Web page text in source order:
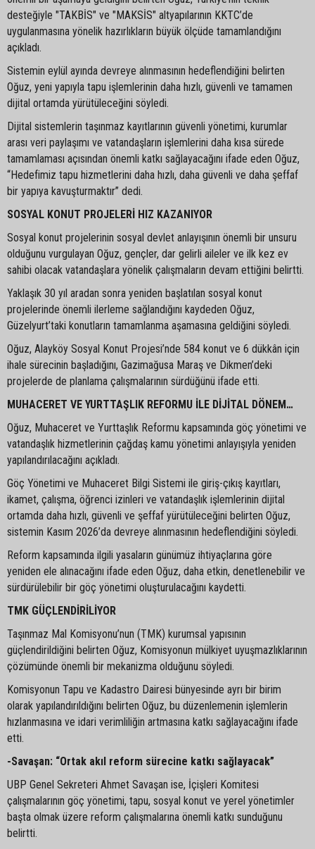
desteğiyle "TAKBİS" ve "MAKSİS" altyapılarının KKTC’de
uygulanmasına yönelik hazırlıkların büyük ölçüde tamamlandığını
açıkladı.
Sistemin eylül ayında devreye alınmasının hedeflendiğini belirten
Oğuz, yeni yapıyla tapu işlemlerinin daha hızlı, güvenli ve tamamen
dijital ortamda yürütüleceğini söyledi.
Dijital sistemlerin taşınmaz kayıtlarının güvenli yönetimi, kurumlar
arası veri paylaşımı ve vatandaşların işlemlerini daha kısa sürede
tamamlaması açısından önemli katkı sağlayacağını ifade eden Oğuz,
“Hedefimiz tapu hizmetlerini daha hızlı, daha güvenli ve daha şeffaf
bir yapıya kavuşturmaktır” dedi.
SOSYAL KONUT PROJELERİ HIZ KAZANIYOR
Sosyal konut projelerinin sosyal devlet anlayışının önemli bir unsuru
olduğunu vurgulayan Oğuz, gençler, dar gelirli aileler ve ilk kez ev
sahibi olacak vatandaşlara yönelik çalışmaların devam ettiğini belirtti.
Yaklaşık 30 yıl aradan sonra yeniden başlatılan sosyal konut
projelerinde önemli ilerleme sağlandığını kaydeden Oğuz,
Güzelyurt’taki konutların tamamlanma aşamasına geldiğini söyledi.
Oğuz, Alayköy Sosyal Konut Projesi’nde 584 konut ve 6 dükkân için
ihale sürecinin başladığını, Gazimağusa Maraş ve Dikmen’deki
projelerde de planlama çalışmalarının sürdüğünü ifade etti.
MUHACERET VE YURTTAŞLIK REFORMU İLE DİJİTAL DÖNEM…
Oğuz, Muhaceret ve Yurttaşlık Reformu kapsamında göç yönetimi ve
vatandaşlık hizmetlerinin çağdaş kamu yönetimi anlayışıyla yeniden
yapılandırılacağını açıkladı.
Göç Yönetimi ve Muhaceret Bilgi Sistemi ile giriş-çıkış kayıtları,
ikamet, çalışma, öğrenci izinleri ve vatandaşlık işlemlerinin dijital
ortamda daha hızlı, güvenli ve şeffaf yürütüleceğini belirten Oğuz,
sistemin Kasım 2026’da devreye alınmasının hedeflendiğini söyledi.
Reform kapsamında ilgili yasaların günümüz ihtiyaçlarına göre
yeniden ele alınacağını ifade eden Oğuz, daha etkin, denetlenebilir ve
sürdürülebilir bir göç yönetimi oluşturulacağını kaydetti.
TMK GÜÇLENDİRİLİYOR
Taşınmaz Mal Komisyonu’nun (TMK) kurumsal yapısının
güçlendirildiğini belirten Oğuz, Komisyonun mülkiyet uyuşmazlıklarının
çözümünde önemli bir mekanizma olduğunu söyledi.
Komisyonun Tapu ve Kadastro Dairesi bünyesinde ayrı bir birim
olarak yapılandırıldığını belirten Oğuz, bu düzenlemenin işlemlerin
hızlanmasına ve idari verimliliğin artmasına katkı sağlayacağını ifade
etti.
-Savaşan: “Ortak akıl reform sürecine katkı sağlayacak”
UBP Genel Sekreteri Ahmet Savaşan ise, İçişleri Komitesi
çalışmalarının göç yönetimi, tapu, sosyal konut ve yerel yönetimler
başta olmak üzere reform çalışmalarına önemli katkı sunduğunu
belirtti.